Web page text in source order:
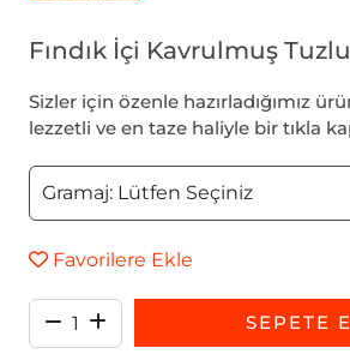
Fındık İçi Kavrulmuş Tuzlu
Sizler için özenle hazırladığımız
lezzetli ve en taze haliyle bir tıkla
Favorilere Ekle
SEPETE